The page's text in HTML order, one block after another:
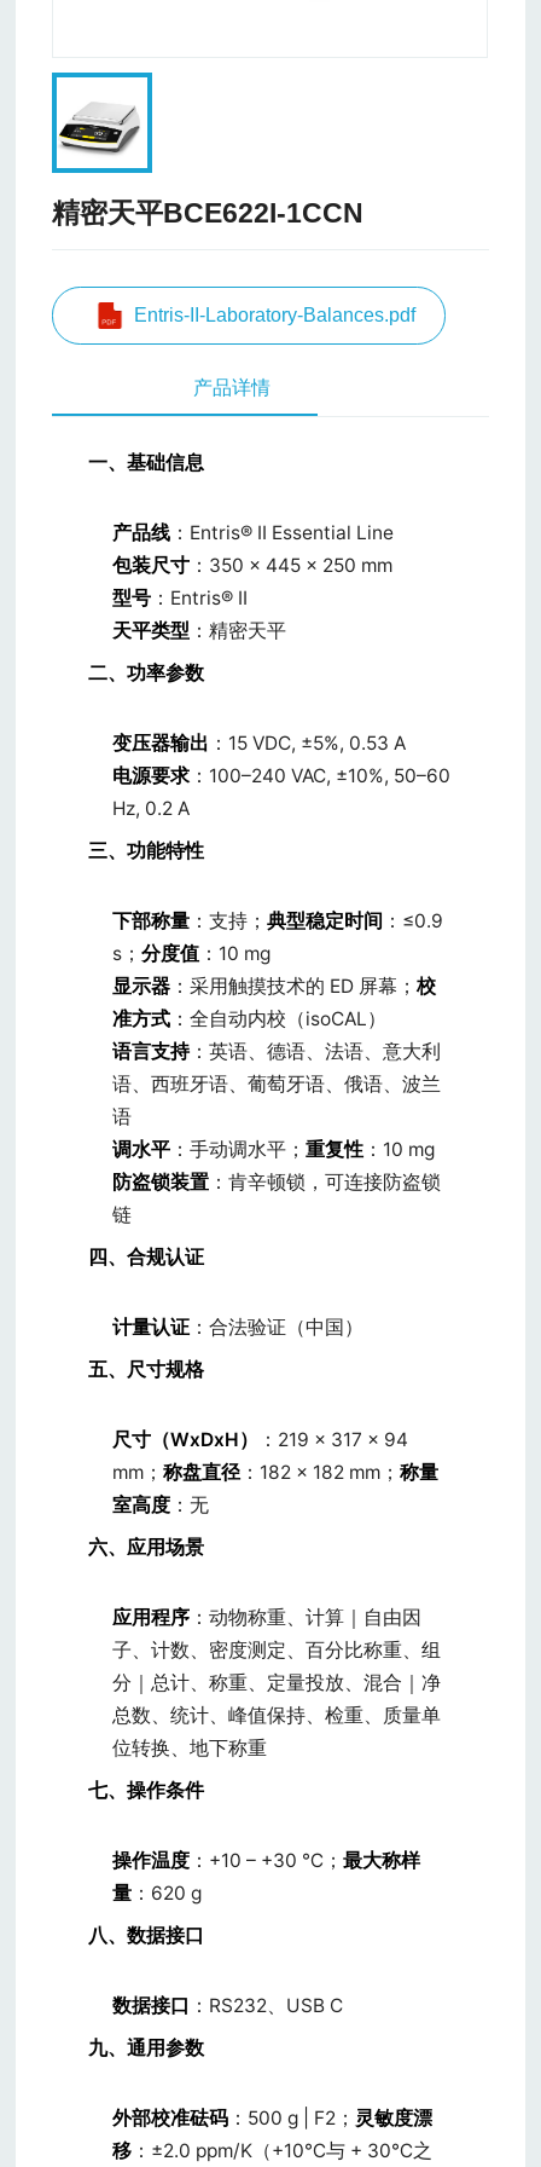
精密天平BCE622I-1CCN
Entris-II-Laboratory-Balances.pdf
产品详情
一、基础信息
产品线 ：Entris® II Essential Line
包装尺寸 ：350 × 445 × 250 mm
型号 ：Entris® II
天平类型 ：精密天平
二、功率参数
变压器输出 ：15 VDC, ±5%, 0.53 A
电源要求 ：100–240 VAC, ±10%, 50–60
Hz, 0.2 A
三、功能特性
下部称量 ：支持；典型稳定时间 ：≤0.9
s；分度值 ：10 mg
显示器 ：采用触摸技术的 ED 屏幕；校
准方式 ：全自动内校（isoCAL）
语言支持 ：英语、德语、法语、意大利
语、西班牙语、葡萄牙语、俄语、波兰
语
调水平 ：手动调水平；重复性 ：10 mg
防盗锁装置 ：肯辛顿锁，可连接防盗锁
链
四、合规认证
计量认证 ：合法验证（中国）
五、尺寸规格
尺寸（WxDxH）
：219 × 317 × 94
mm；称盘直径：182 × 182 mm；称量
室高度 ：无
六、应用场景
应用程序 ：动物称重、计算｜自由因
子、计数、密度测定、百分比称重、组
分｜总计、称重、定量投放、混合｜净
总数、统计、峰值保持、检重、质量单
位转换、地下称重
七、操作条件
操作温度 ：+10 – +30 ℃；最大称样
量 ：620 g
八、数据接口
数据接口 ：RS232、USB C
九、通用参数
外部校准砝码 ：500 g | F2； 灵敏度漂
移 ：±2.0 ppm/K（+10℃与 + 30℃之